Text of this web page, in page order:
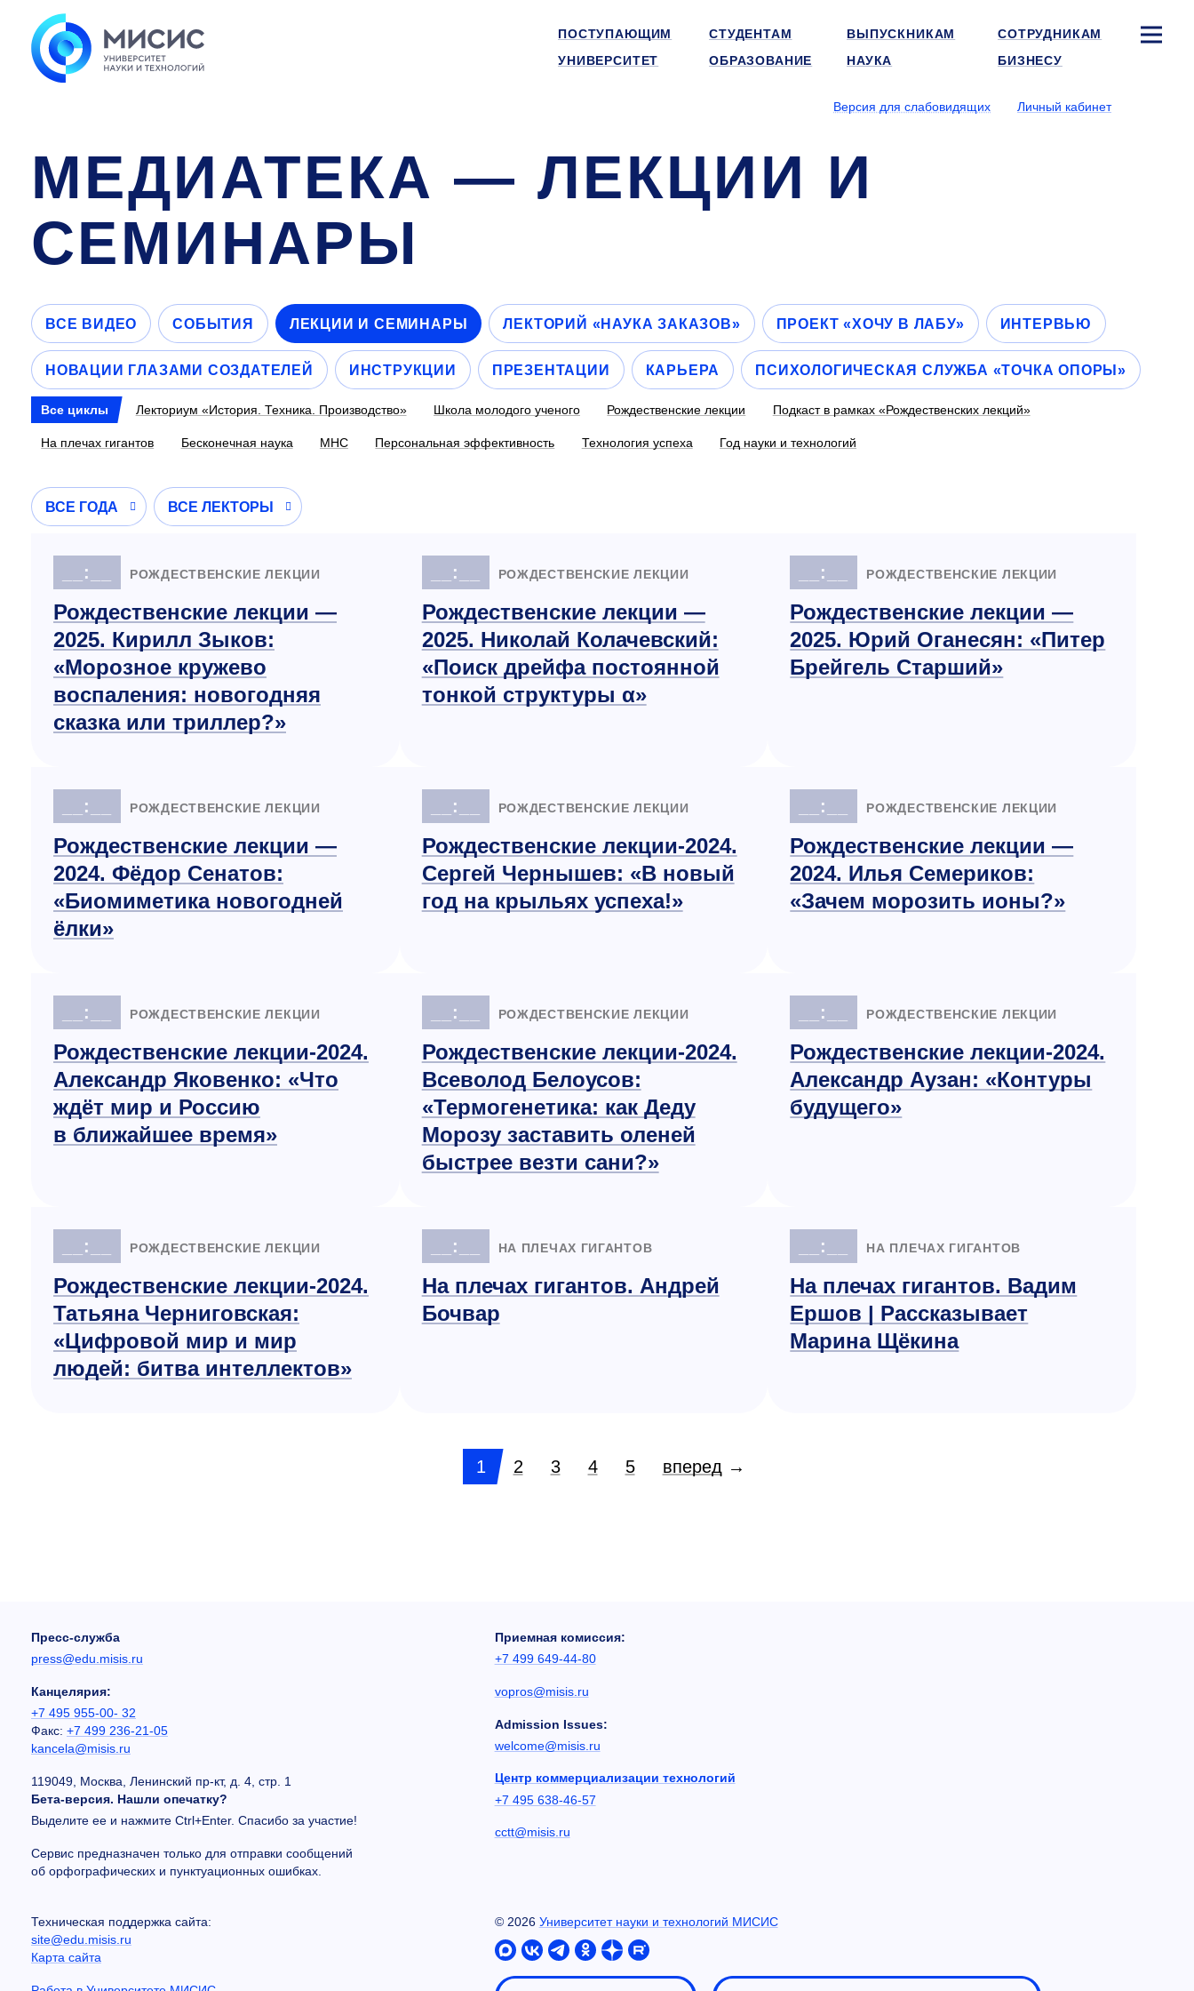
ПОСТУПАЮЩИМ СТУДЕНТАМ ВЫПУСКНИКАМ
СОТРУДНИКАМ
УНИВЕРСИТЕТ
ОБРАЗОВАНИЕ НАУКА БИЗНЕСУ
Версия для слабовидящих Личный кабинет
МЕДИАТЕКА — ЛЕКЦИИ И
СЕМИНАРЫ
ВСЕ ВИДЕО СОБЫТИЯ ЛЕКЦИИ И СЕМИНАРЫ ЛЕКТОРИЙ «НАУКА ЗАКАЗОВ» ПРОЕКТ «ХОЧУ В ЛАБУ» ИНТЕРВЬЮ
НОВАЦИИ ГЛАЗАМИ СОЗДАТЕЛЕЙ ИНСТРУКЦИИ ПРЕЗЕНТАЦИИ КАРЬЕРА ПСИХОЛОГИЧЕСКАЯ СЛУЖБА «ТОЧКА ОПОРЫ»
Все циклы Лекториум «История. Техника. Производство» Школа молодого ученого Рождественские лекции Подкаст в рамках «Рождественских лекций»
На плечах гигантов Бесконечная наука МНС Персональная эффективность Технология успеха Год науки и технологий
ВСЕ ГОДА ВСЕ ЛЕКТОРЫ
__:__ РОЖДЕСТВЕНСКИЕ ЛЕКЦИИ
Рождественские лекции —
2025. Кирилл Зыков:
«Морозное кружево
воспаления: новогодняя
сказка или триллер?»
__:__ РОЖДЕСТВЕНСКИЕ ЛЕКЦИИ
Рождественские лекции —
2025. Николай Колачевский:
«Поиск дрейфа постоянной
тонкой структуры α»
__:__ РОЖДЕСТВЕНСКИЕ ЛЕКЦИИ
Рождественские лекции —
2025. Юрий Оганесян: «Питер
Брейгель Старший»
__:__ РОЖДЕСТВЕНСКИЕ ЛЕКЦИИ
Рождественские лекции —
2024. Фёдор Сенатов:
«Биомиметика новогодней
ёлки»
__:__ РОЖДЕСТВЕНСКИЕ ЛЕКЦИИ
Рождественские лекции-2024.
Сергей Чернышев: «В новый
год на крыльях успеха!»
__:__ РОЖДЕСТВЕНСКИЕ ЛЕКЦИИ
Рождественские лекции —
2024. Илья Семериков:
«Зачем морозить ионы?»
__:__ РОЖДЕСТВЕНСКИЕ ЛЕКЦИИ
Рождественские лекции-2024.
Александр Яковенко: «Что
ждёт мир и Россию
в ближайшее время»
__:__ РОЖДЕСТВЕНСКИЕ ЛЕКЦИИ
Рождественские лекции-2024.
Всеволод Белоусов:
«Термогенетика: как Деду
Морозу заставить оленей
быстрее везти сани?»
__:__ РОЖДЕСТВЕНСКИЕ ЛЕКЦИИ
Рождественские лекции-2024.
Александр Аузан: «Контуры
будущего»
__:__ РОЖДЕСТВЕНСКИЕ ЛЕКЦИИ
Рождественские лекции-2024.
Татьяна Черниговская:
«Цифровой мир и мир
людей: битва интеллектов»
__:__ НА ПЛЕЧАХ ГИГАНТОВ
На плечах гигантов. Андрей
Бочвар
__:__ НА ПЛЕЧАХ ГИГАНТОВ
На плечах гигантов. Вадим
Ершов | Рассказывает
Марина Щёкина
1 2 3 4 5 вперед
Пресс-служба
press@edu.misis.ru
Канцелярия:
+7 495 955-00- 32
Факс: +7 499 236-21-05
kancela@misis.ru
119049, Москва, Ленинский пр-кт, д. 4, стр. 1
Бета-версия. Нашли опечатку?
Выделите ее и нажмите Ctrl+Enter. Спасибо за участие!
Сервис предназначен только для отправки сообщений
об орфографических и пунктуационных ошибках.
Приемная комиссия:
+7 499 649-44-80
vopros@misis.ru
Admission Issues:
welcome@misis.ru
Центр коммерциализации технологий
+7 495 638-46-57
cctt@misis.ru
Техническая поддержка сайта:
site@edu.misis.ru
Карта сайта
© 2026 Университет науки и технологий МИСИС